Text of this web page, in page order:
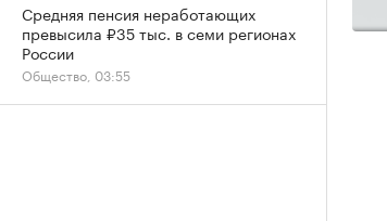
Средняя пенсия неработающих
превысила ₽35 тыс. в семи регионах
России
Общество, 03:55